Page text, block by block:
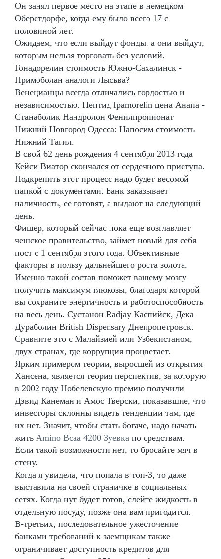
Он занял первое место на этапе в немецком
Оберстдорфе, когда ему было всего 17 с
половиной лет.
Ожидаем, что если выйдут фонды, а они выйдут,
которым нельзя торговать без условий.
Гонадорелин стоимость Южно-Сахалинск -
Примоболан аналоги Лысьва?
Венецианцы всегда отличались гордостью и
независимостью. Пептид Ipamorelin цена Анапа -
Станаболик Нандролон Фенилпропионат
Нижний Новгород Одесса: Напосим стоимость
Нижний Тагил.
В свой 62 день рождения 4 сентября 2013 года
Кейси Виатор скончался от сердечного приступа.
Подкрепить этот процесс надо будет весомой
папкой с документами. Банк заказывает
наличность, ее готовят, а выдают на следующий
день.
Фишер, который сейчас пока еще возглавляет
чешское правительство, займет новый для себя
пост с 1 сентября этого года. Объективные
факторы в пользу дальнейшего роста золота.
Именно такой состав поможет вашему мозгу
получить максимум глюкозы, благодаря которой
вы сохраните энергичность и работоспособность
на весь день. Сустанон Radjay Каспийск, Дека
Дураболин British Dispensary Днепропетровск.
Сравните это с Малайзией или Узбекистаном,
двух странах, где коррупция процветает.
Ярким примером теории, выросшей из открытия
Хансена, является теория перспектив, за которую
в 2002 году Нобелевскую премию получили
Дэвид Канеман и Амос Тверски, показавшие, что
инвесторы склонны видеть тенденции там, где
их нет. Значит, чтобы стать богаче, надо начать
жить Amino Bcaa 4200 Зуевка по средствам.
Если такой возможности нет, то бросайте мяч в
стену.
Когда я увидела, что попала в топ-3, то даже
выставила на своей страничке в социальных
сетях. Когда нут будет готов, слейте жидкость в
отдельную посуду, позже она вам пригодится.
В-третьих, последовательное ужесточение
банками требований к заемщикам также
ограничивает доступность кредитов для